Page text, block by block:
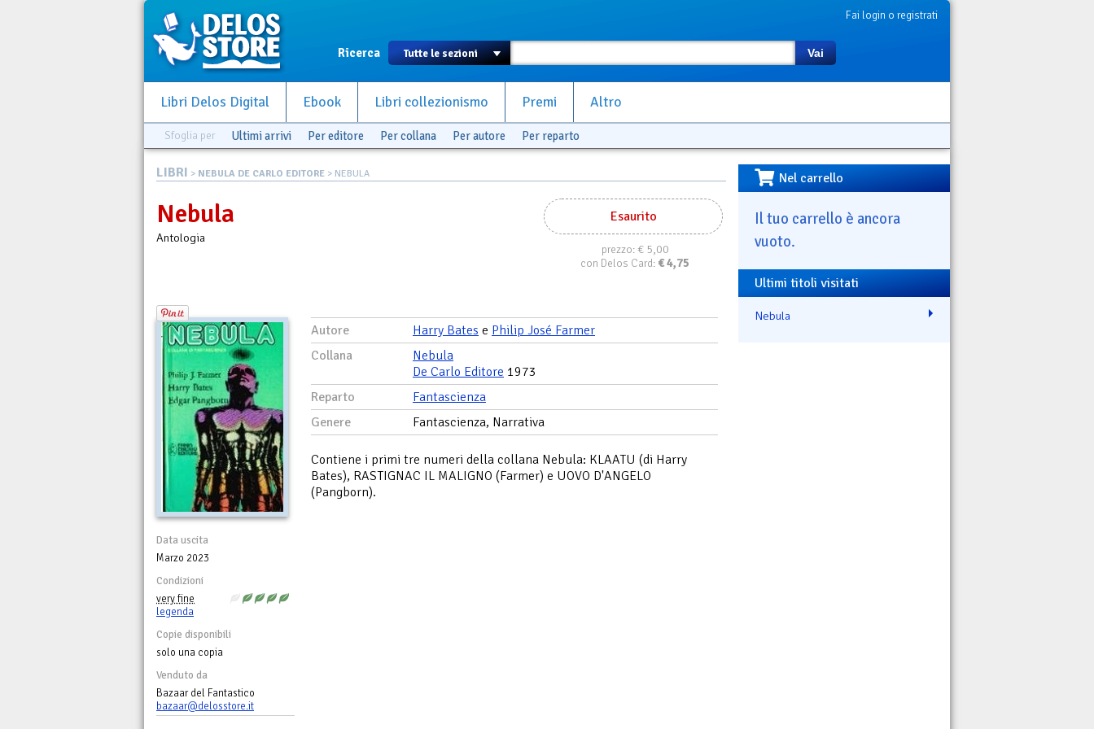
Fai login o registrati
Ricerca Vai
Libri Delos Digital Ebook Libri collezionismo Premi Altro
Sfoglia per Ultimi arrivi Per editore Per collana Per autore Per reparto
LIBRI > NEBULA DE CARLO EDITORE > NEBULA
Esaurito
prezzo:€ 5,00
con Delos Card: €4,75
Nebula
Antologia
Data uscita
Marzo 2023
Condizioni
very fine
legenda
Copie disponibili
solo una copia
Venduto da
Bazaar del Fantastico
bazaar@delosstore.it
Autore Harry Bates e Philip José Farmer
Collana
Nebula
De Carlo Editore 1973
Reparto
Fantascienza
Genere
Fantascienza, Narrativa
Contiene i primi tre numeri della collana Nebula: KLAATU (di Harry
Bates), RASTIGNAC IL MALIGNO (Farmer) e UOVO D'ANGELO
(Pangborn).
Nel carrello
Il tuo carrello è ancora
vuoto.
Ultimi titoli visitati
Nebula